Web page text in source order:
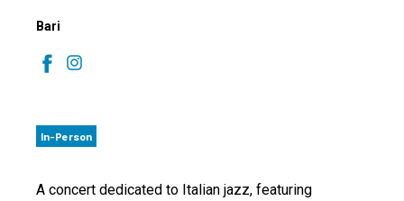
Bari
In-Person
A concert dedicated to Italian jazz, featuring